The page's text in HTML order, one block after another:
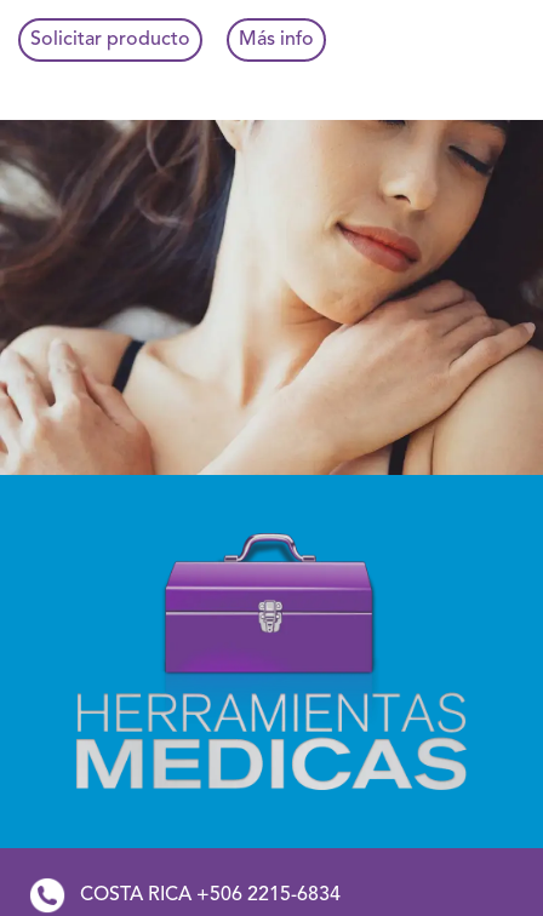
Solicitar producto Más info
COSTA RICA +506 2215-6834